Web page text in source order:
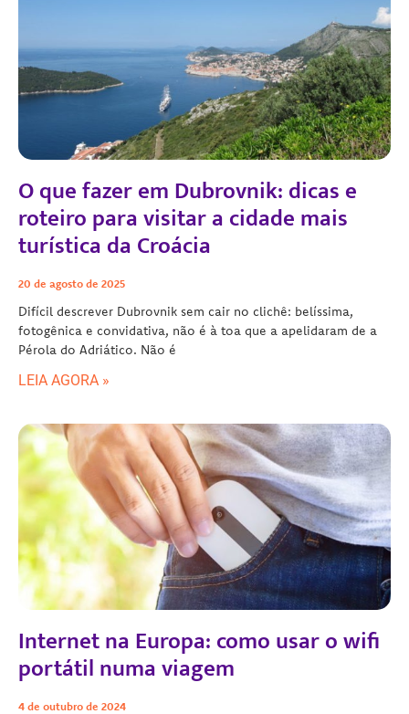
O que fazer em Dubrovnik: dicas e
roteiro para visitar a cidade mais
turística da Croácia
20 de agosto de 2025
Difícil descrever Dubrovnik sem cair no clichê: belíssima,
fotogênica e convidativa, não é à toa que a apelidaram de a
Pérola do Adriático. Não é
LEIA AGORA »
Internet na Europa: como usar o wifi
portátil numa viagem
4 de outubro de 2024